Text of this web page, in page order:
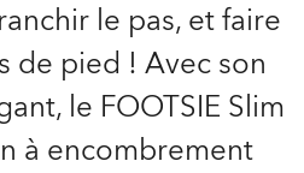
le pas, et faire
de pied ! Avec son
le FOOTSIE Slim
à encombrement